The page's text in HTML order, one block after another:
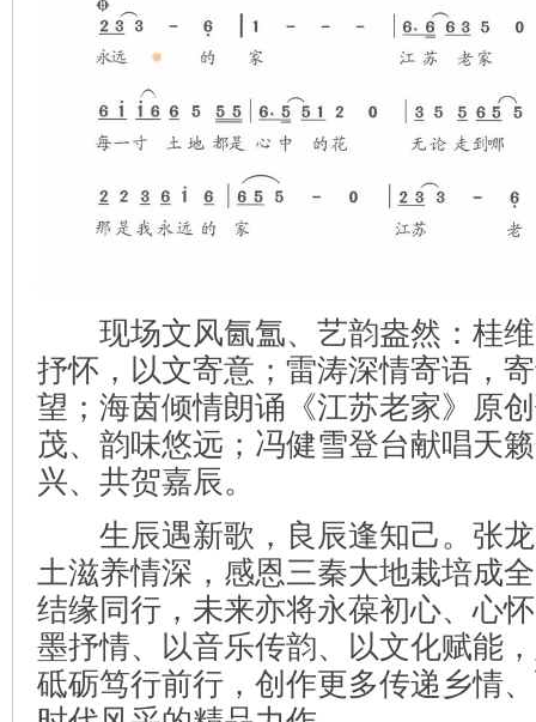
现场文风氤氲、艺韵盎然：桂维
抒怀，以文寄意；雷涛深情寄语，
望；海茵倾情朗诵《江苏老家》原
茂、韵味悠远；冯健雪登台献唱天
兴、共贺嘉辰。
生辰遇新歌，良辰逢知己。张龙
土滋养情深，感恩三秦大地栽培成
结缘同行，未来亦将永葆初心、心
墨抒情、以音乐传韵、以文化赋能
砥砺笃行前行，创作更多传递乡情